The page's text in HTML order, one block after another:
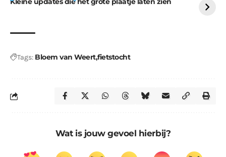
Tags: Bloem van Weertfietstocht
Wat is jouw gevoel hierbij?